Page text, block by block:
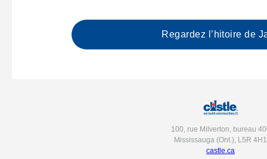
Regardez l’hitoire de
100, rue Milverton, bureau
Mississauga (Ont.), L5R 4H1
castle.ca